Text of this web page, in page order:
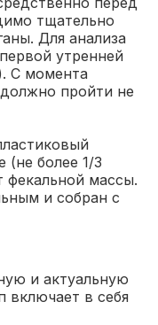
тщательно
Для анализа
утренней
С момента
пройти не
(не более 1/3
фекальной массы.
и собран с
и актуальную
в себя